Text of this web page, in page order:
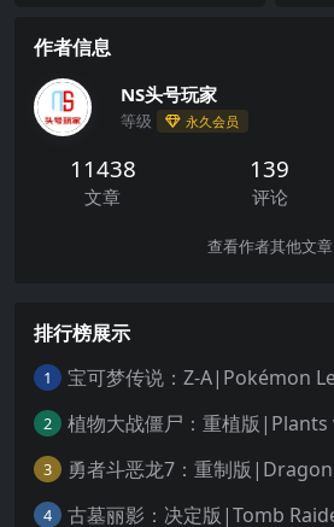
作者信息
NS头号玩家
等级 永久会员
11438
文章
139
评论
查看作者其他文章
排行榜展示
1 宝可梦传说：Z-A|Pokémon
2
3
4